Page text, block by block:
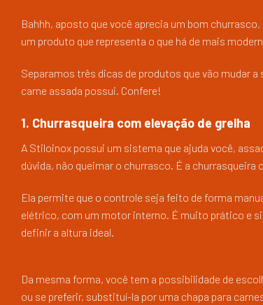
Bahhh, aposto que você aprecia um bom
um produto que representa o que há de mais
Separamos três dicas de produtos que vão mudar
carne assada possui. Confere!
1. Churrasqueira com elevação de grelha
A Stiloinox possui um sistema que ajuda você,
dúvida, não queimar o churrasco. É a churrasqueira
Ela permite que o controle seja feito de forma
elétrico, com um motor interno. É muito prático e
definir a altura ideal.
Da mesma forma, você tem a possibilidade de
ou se preferir, substituí-la por uma chapa para